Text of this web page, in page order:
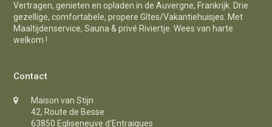
Vertragen, genieten en opladen in de Auvergne, Frankrijk. Drie
gezellige, comfortabele, propere Gîtes/Vakantiehuisjes. Met
Maaltijdenservice, Sauna & privé Riviertje. Wees van harte
welkom !
Contact
Maison van Stijn
42, Route de Besse
63850 Egliseneuve d'Entraigues